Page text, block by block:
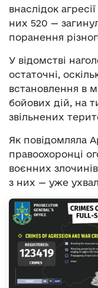
внаслідок
них 520 —
поранення
У відомстві
остаточні,
встановлення в
бойових дій, на
звільнених
Як повідомляла
правоохоронці
воєнних злочинів
з них — уже